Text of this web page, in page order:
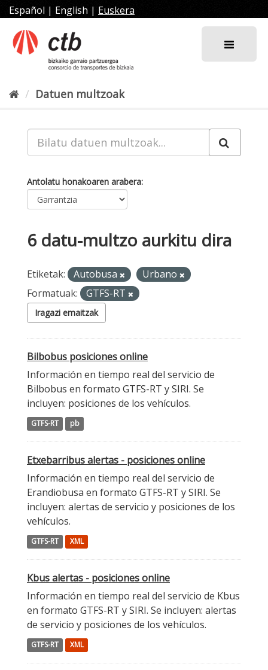
Joan
edukira
Español | English | Euskera
Datuen multzoak
Antolatu honakoaren arabera
6 datu-multzo aurkitu dira
Etiketak: Autobusa
Urbano
Formatuak:
GTFS-RT
Iragazi emaitzak
Bilbobus posiciones online
Información en tiempo real del servicio de
Bilbobus en formato GTFS-RT y SIRI. Se
incluyen: posiciones de los vehículos.
GTFS-RT pb
Etxebarribus alertas - posiciones online
Información en tiempo real del servicio de
Erandiobusa en formato GTFS-RT y SIRI. Se
incluyen: alertas de servicio y posiciones de los
vehículos.
GTFS-RT XML
Kbus alertas - posiciones online
Información en tiempo real del servicio de Kbus
en formato GTFS-RT y SIRI. Se incluyen: alertas
de servicio y posiciones de los vehículos.
GTFS-RT XML